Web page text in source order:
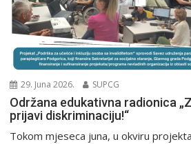
29. Juna 2026. SUPCG
Održana edukativna radionica
prijavi diskriminaciju!“
Tokom mjeseca juna, u okviru